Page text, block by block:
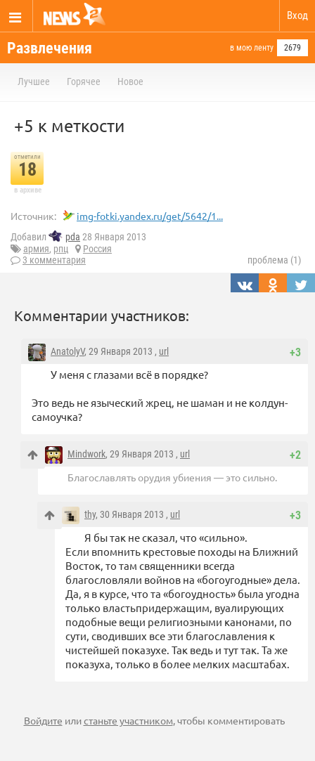
Вход
Развлечения в мою ленту 2679
Лучшее Горячее Новое
+5 к меткости
отметили
18
в архиве
Источник: img-fotki.yandex.ru/get/5642/1...
Добавил pda 28 Января 2013
армия, рпц
Россия
3 комментария
проблема (1)
Комментарии участников:
+3
AnatolyV, 29 Января 2013 , url
У меня с глазами всё в порядке?
Это ведь не языческий жрец, не шаман и не колдун-
самоучка?
+2
Mindwork, 29 Января 2013 , url
Благославлять орудия убиения — это сильно.
+3
thy, 30 Января 2013 , url
Я бы так не сказал, что «сильно».
Если впомнить крестовые походы на Ближний
Восток, то там священники всегда
благословляли войнов на «богоугодные» дела.
Да, я в курсе, что та «богоудность» была угодна
только властьпридержащим, вуалирующих
подобные вещи религиозными канонами, по
сути, сводивших все эти благославления к
чистейшей показухе. Так ведь и тут так. Та же
показуха, только в более мелких масштабах.
Войдите илистаньте участником, чтобы комментировать